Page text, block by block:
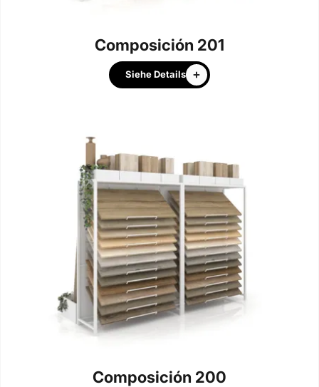
Composición 201
Siehe Details
Composición 200